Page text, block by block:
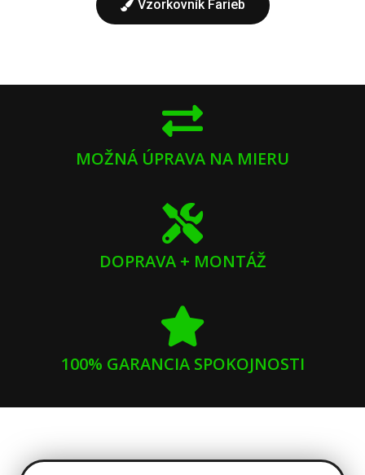
Vzorkovník Farieb
MOŽNÁ ÚPRAVA NA MIERU
DOPRAVA + MONTÁŽ
100% GARANCIA SPOKOJNOSTI